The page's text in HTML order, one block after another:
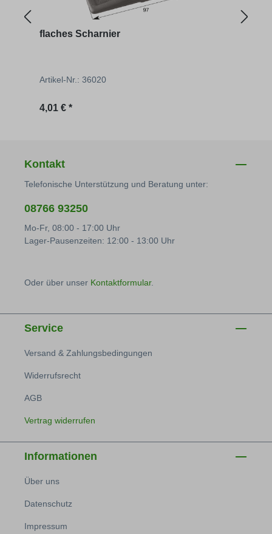
flaches Scharnier
Artikel-Nr.: 36020
Regulärer Preis:
4,01 € *
Kontakt
Telefonische Unterstützung und Beratung unter:
08766 93250
Mo-Fr, 08:00 - 17:00 Uhr
Lager-Pausenzeiten: 12:00 - 13:00 Uhr
Oder über unser Kontaktformular.
Service
Versand & Zahlungsbedingungen
Widerrufsrecht
AGB
Vertrag widerrufen
Informationen
Über uns
Datenschutz
Impressum